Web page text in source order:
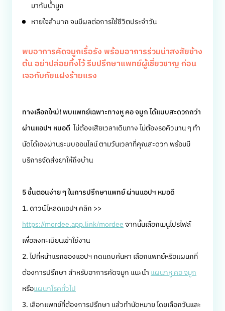
มากับน้ำมูก
หายใจลำบาก จนมีผลต่อการใช้ชีวิตประจำวัน
พบอาการคัดจมูกเรื้อรัง พร้อมอาการร่วมน่าสงสัยข้าง
ต้น อย่าปล่อยทิ้งไว้ รีบปรึกษาแพทย์ผู้เชี่ยวชาญ ก่อน
เจอกับภัยแฝงร้ายแรง
ทางเลือกใหม่! พบแพทย์เฉพาะทางหู คอ จมูก ได้แบบสะดวกกว่า
ผ่านแอปฯ หมอดี ไม่ต้องเสียเวลาเดินทาง ไม่ต้องรอคิวนาน ๆ ทำ
นัดได้เองผ่านระบบออนไลน์ ตามวันเวลาที่คุณสะดวก พร้อมมี
บริการจัดส่งยาให้ถึงบ้าน
5 ขั้นตอนง่าย ๆ ในการปรึกษาแพทย์ ผ่านแอปฯ หมอดี
1. ดาวน์โหลดแอปฯ คลิก >>
https://mordee.app.link/mordeeจากนั้นเลือกเมนูโปรไฟล์
เพื่อลงทะเบียนเข้าใช้งาน
2. ไปที่หน้าแรกของแอปฯ กดแถบค้นหา เลือกแพทย์หรือแผนกที่
ต้องการปรึกษา สำหรับอาการคัดจมูก แนะนำแผนกหู คอ จมูก
หรือแผนกโรคทั่วไป
3. เลือกแพทย์ที่ต้องการปรึกษา แล้วทำนัดหมาย โดยเลือกวันและ